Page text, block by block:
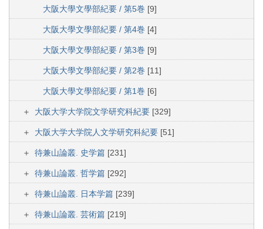
大阪大學文學部紀要 / 第5巻 [9]
大阪大學文學部紀要 / 第4巻 [4]
大阪大學文學部紀要 / 第3巻 [9]
大阪大學文學部紀要 / 第2巻 [11]
大阪大學文學部紀要 / 第1巻 [6]
大阪大学大学院文学研究科紀要 [329]
大阪大学大学院人文学研究科紀要 [51]
待兼山論叢. 史学篇 [231]
待兼山論叢. 哲学篇 [292]
待兼山論叢. 日本学篇 [239]
待兼山論叢. 芸術篇 [219]